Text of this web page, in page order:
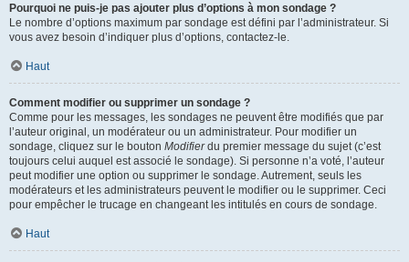
Pourquoi ne puis-je pas ajouter plus d’options à mon sondage ?
Le nombre d’options maximum par sondage est défini par l’administrateur. Si
vous avez besoin d’indiquer plus d’options, contactez-le.
Haut
Comment modifier ou supprimer un sondage ?
Comme pour les messages, les sondages ne peuvent être modifiés que par
l’auteur original, un modérateur ou un administrateur. Pour modifier un
sondage, cliquez sur le bouton Modifierdu premier message du sujet (c’est
toujours celui auquel est associé le sondage). Si personne n’a voté, l’auteur
peut modifier une option ou supprimer le sondage. Autrement, seuls les
modérateurs et les administrateurs peuvent le modifier ou le supprimer. Ceci
pour empêcher le trucage en changeant les intitulés en cours de sondage.
Haut